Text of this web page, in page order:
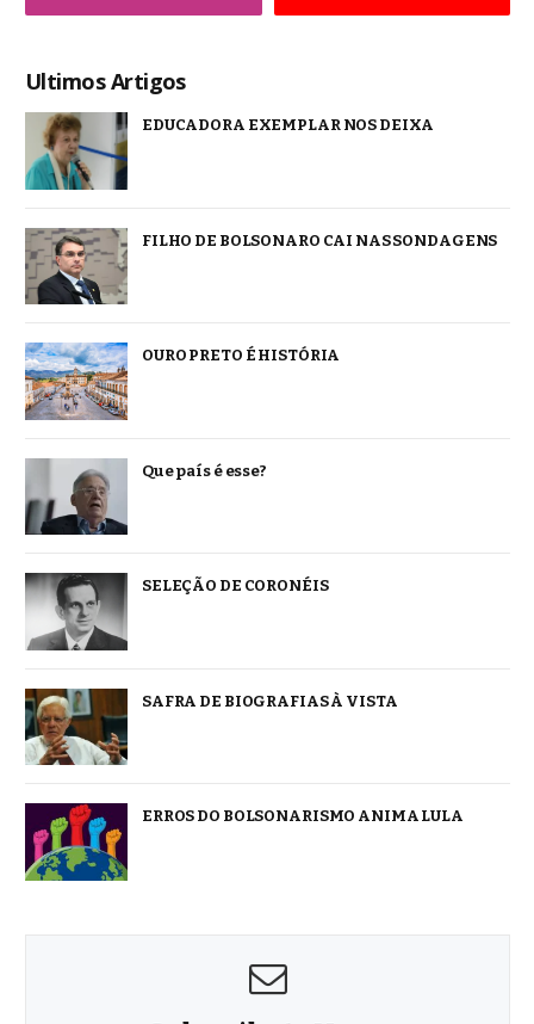
Ultimos Artigos
EDUCADORA EXEMPLAR NOS DEIXA
FILHO DE BOLSONARO CAI NAS SONDAGENS
OURO PRETO É HISTÓRIA
Que país é esse?
SELEÇÃO DE CORONÉIS
SAFRA DE BIOGRAFIAS À VISTA
ERROS DO BOLSONARISMO ANIMA LULA